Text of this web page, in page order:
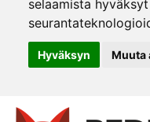
selaamista
Hyväksyn Muuta